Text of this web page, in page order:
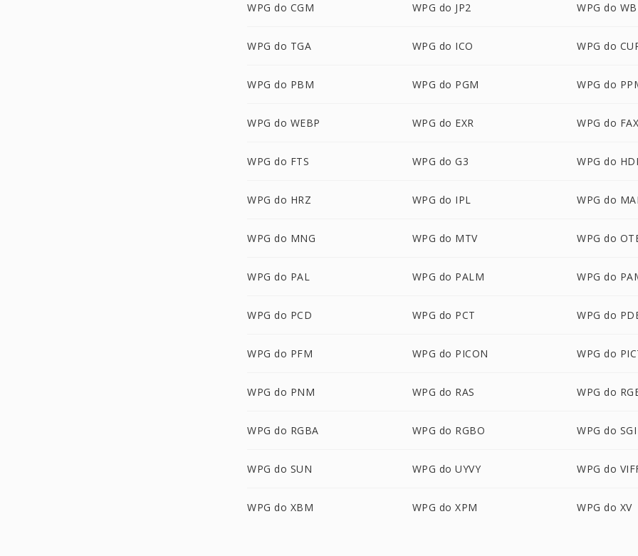
WPG do CGM WPG do JP2 WPG do
WPG do TGA WPG do ICO WPG do
WPG do PBM WPG do PGM WPG do
WPG do WEBP WPG do EXR WPG do FAX
WPG do FTS WPG do G3 WPG do
WPG do HRZ WPG do IPL WPG do
WPG do MNG WPG do MTV WPG do
WPG do PAL WPG do PALM WPG do
WPG do PCD WPG do PCT WPG do
WPG do PFM WPG do PICON WPG do
WPG do PNM WPG do RAS WPG do
WPG do RGBA WPG do RGBO WPG do SGI
WPG do SUN WPG do UYVY WPG do
WPG do XBM WPG do XPM WPG do XV